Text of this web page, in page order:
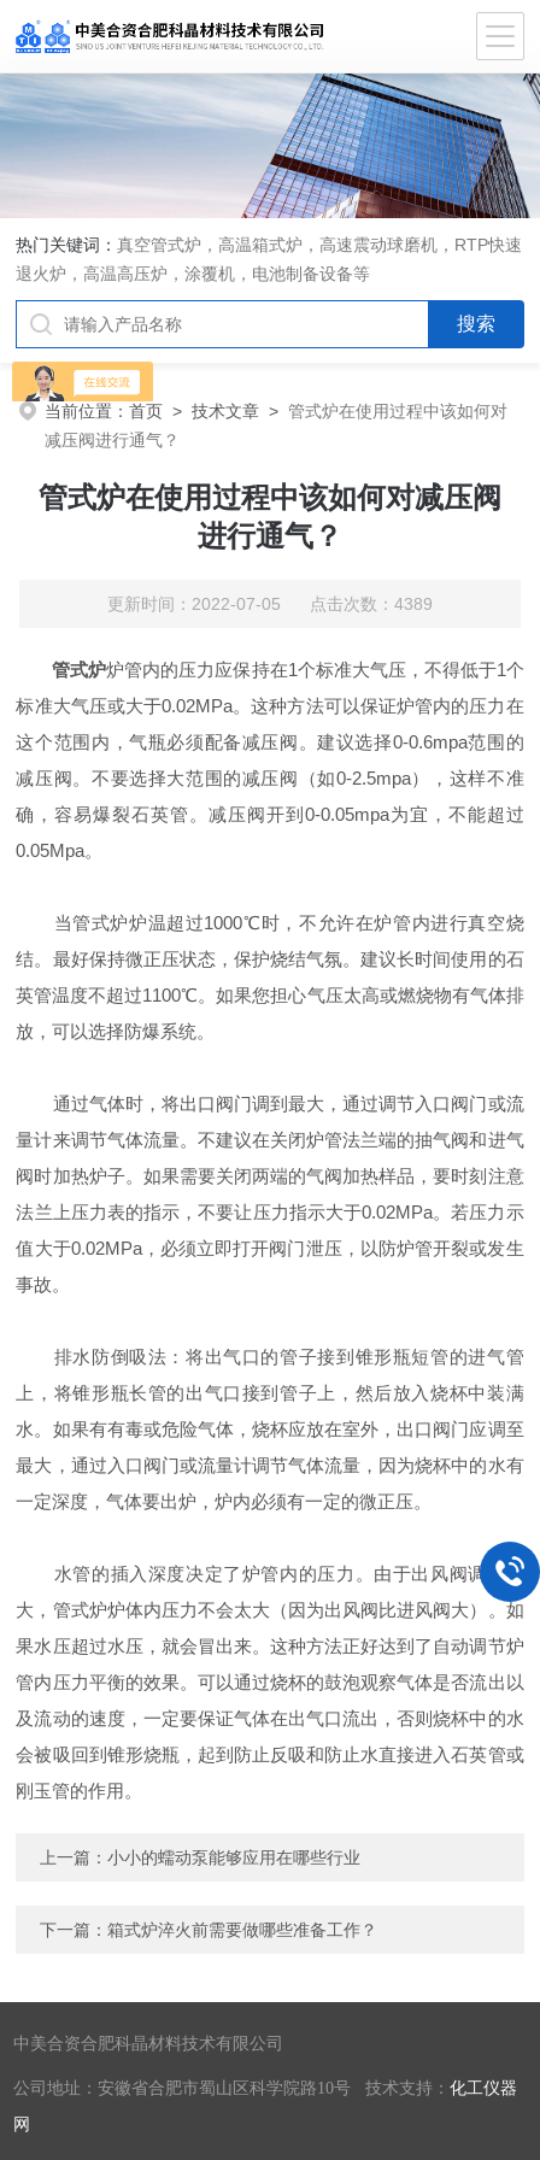
热门关键词：真空管式炉，高温箱式炉，高速震动球磨机，RTP快速
退火炉，高温高压炉，涂覆机，电池制备设备等
当前位置：首页 >技术文章 >管式炉在使用过程中该如何对
减压阀进行通气？
管式炉在使用过程中该如何对减压阀
进行通气？
更新时间：2022-07-05 点击次数：4389
管式炉炉管内的压力应保持在1个标准大气压，不得低于1个
标准大气压或大于0.02MPa。这种方法可以保证炉管内的压力在
这个范围内，气瓶必须配备减压阀。建议选择0-0.6mpa范围的
减压阀。不要选择大范围的减压阀（如0-2.5mpa），这样不准
确，容易爆裂石英管。减压阀开到0-0.05mpa为宜，不能超过
0.05Mpa。
当管式炉炉温超过1000℃时，不允许在炉管内进行真空烧
结。最好保持微正压状态，保护烧结气氛。建议长时间使用的石
英管温度不超过11​​00℃。如果您担心气压太高或燃烧物有气体排
放，可以选择防爆系统。
通过气体时，将出口阀门调到最大，通过调节入口阀门或流
量计来调节气体流量。不建议在关闭炉管法兰端的抽气阀和进气
阀时加热炉子。如果需要关闭两端的气阀加热样品，要时刻注意
法兰上压力表的指示，不要让压力指示大于0.02MPa。若压力示
值大于0.02MPa，必须立即打开阀门泄压，以防炉管开裂或发生
事故。
排水防倒吸法：将出气口的管子接到锥形瓶短管的进气管
上，将锥形瓶长管的出气口接到管子上，然后放入烧杯中装满
水。如果有有毒或危险气体，烧杯应放在室外，出口阀门应调至
最大，通过入口阀门或流量计调节气体流量，因为烧杯中的水有
一定深度，气体要出炉，炉内必须有一定的微正压。
水管的插入深度决定了炉管内的压力。由于出风阀调到最
大，管式炉炉体内压力不会太大（因为出风阀比进风阀大）。如
果水压超过水压，就会冒出来。这种方法正好达到了自动调节炉
管内压力平衡的效果。可以通过烧杯的鼓泡观察气体是否流出以
及流动的速度，一定要保证气体在出气口流出，否则烧杯中的水
会被吸回到锥形烧瓶，起到防止反吸和防止水直接进入石英管或
刚玉管的作用。
上一篇：小小的蠕动泵能够应用在哪些行业
下一篇：箱式炉淬火前需要做哪些准备工作？
中美合资合肥科晶材料技术有限公司
公司地址：安徽省合肥市蜀山区科学院路10号 技术支持：化工仪器
网